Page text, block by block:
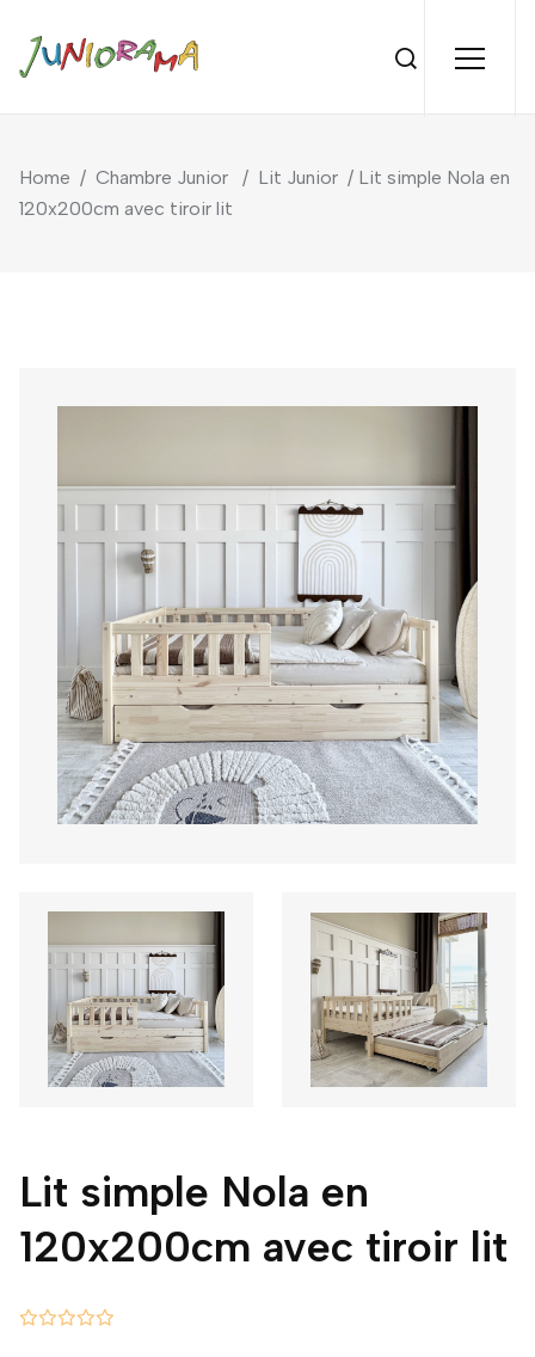
Home / Chambre Junior / Lit Junior / Lit simple Nola en
120x200cm avec tiroir lit
Lit simple Nola en
120x200cm avec tiroir lit